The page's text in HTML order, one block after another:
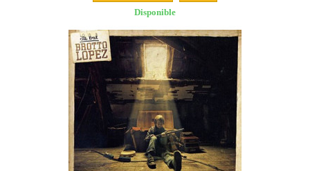
Disponible